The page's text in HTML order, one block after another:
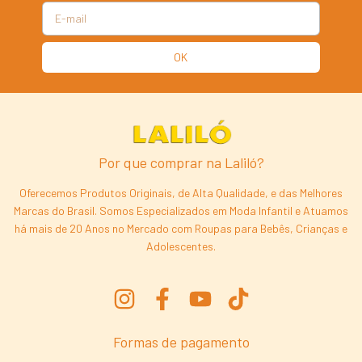
Por que comprar na Laliló?
Oferecemos Produtos Originais, de Alta Qualidade, e das Melhores
Marcas do Brasil. Somos Especializados em Moda Infantil e Atuamos
há mais de 20 Anos no Mercado com Roupas para Bebês, Crianças e
Adolescentes.
Formas de pagamento